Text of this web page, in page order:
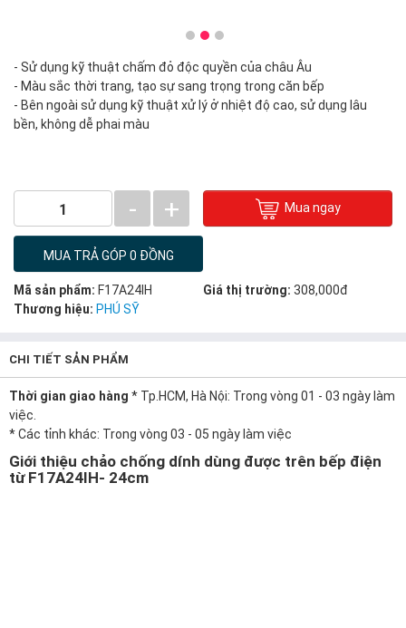
- Sử dụng kỹ thuật chấm đỏ độc quyền của châu Âu
- Màu sắc thời trang, tạo sự sang trọng trong căn bếp
- Bên ngoài sử dụng kỹ thuật xử lý ở nhiệt độ cao, sử dụng lâu
bền, không dễ phai màu
1 - + Mua ngay
MUA TRẢ GÓP 0 ĐỒNG
Mã sản phẩm: F17A24IH Giá thị trường: 308,000đ
Thương hiệu: PHÚ SỸ
CHI TIẾT SẢN PHẨM
Thời gian giao hàng * Tp.HCM, Hà Nội: Trong vòng 01 - 03 ngày làm
việc.
* Các tỉnh khác: Trong vòng 03 - 05 ngày làm việc
Giới thiệu chảo chống dính dùng được trên bếp điện
từ F17A24IH- 24cm